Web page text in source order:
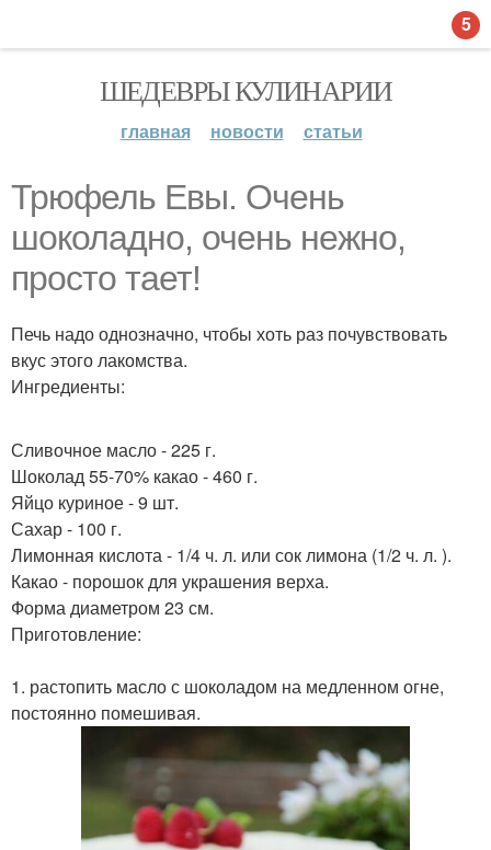
ШЕДЕВРЫ КУЛИНАРИИ
главная новости статьи
Трюфель Евы. Очень
шоколадно, очень нежно,
просто тает!
Печь надо однозначно, чтобы хоть раз почувствовать
вкус этого лакомства.
Ингредиенты:
Сливочное масло - 225 г.
Шоколад 55-70% какао - 460 г.
Яйцо куриное - 9 шт.
Сахар - 100 г.
Лимонная кислота - 1/4 ч. л. или сок лимона (1/2 ч. л. ).
Какао - порошок для украшения верха.
Форма диаметром 23 см.
Приготовление:
1. растопить масло с шоколадом на медленном огне,
постоянно помешивая.
5